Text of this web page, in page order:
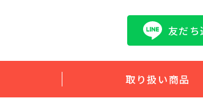
友だち
取り扱い商品